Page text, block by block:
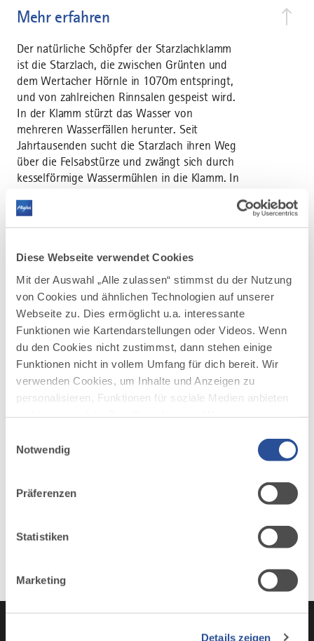
Diese Webseite verwendet Cookies
Mit der Auswahl „Alle zulassen“ stimmst du der Nutzung
von Cookies und ähnlichen Technologien auf unserer
Webseite zu. Dies ermöglicht u.a. interessante
Funktionen wie Kartendarstellungen oder Videos. Wenn
du den Cookies nicht zustimmst, dann stehen einige
Funktionen nicht in vollem Umfang für dich bereit. Wir
verwenden Cookies, um Inhalte und Anzeigen zu
personalisieren, Funktionen für soziale Medien anbieten
deiner Verwendung unserer Website an unsere Partner
möglicherweise mit weiteren Daten zusammen, die du
Nutzung der Dienste gesammelt haben.
Notwendig
Präferenzen
Statistiken
Marketing
Details zeigen
Mehr erfahren
Der natürliche Schöpfer der Starzlachklamm
ist die Starzlach, die zwischen Grünten und
dem Wertacher Hörnle in 1070m entspringt,
und von zahlreichen Rinnsalen gespeist wird.
In der Klamm stürzt das Wasser von
mehreren Wasserfällen herunter. Seit
Jahrtausenden sucht die Starzlach ihren Weg
über die Felsabstürze und zwängt sich durch
kesselförmige Wassermühlen in die Klamm. In
können auch Nummuliten gefunden werden.
Öffnungszeiten: